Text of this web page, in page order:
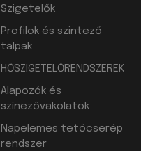
Szigetelők
Profilok és szintező
talpak
HŐSZIGETELŐRENDSZEREK
Alapozók és
színezővakolatok
Napelemes tetőcserép
rendszer